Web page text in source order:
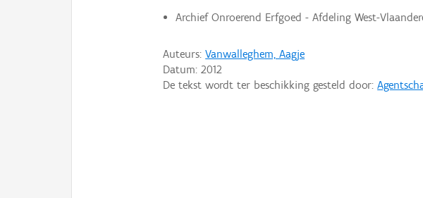
Archief Onroerend Erfgoed - Afdeling West-
Auteurs:Vanwalleghem, Aagje
Datum:2012
De tekst wordt ter beschikking gesteld door: